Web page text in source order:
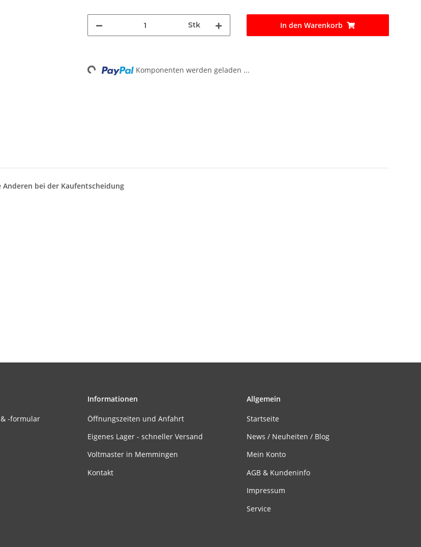
Stk In den Warenkorb
Loading... Komponenten werden geladen ...
bei der Kaufentscheidung
-formular
Informationen
Öffnungszeiten und Anfahrt
Eigenes Lager - schneller Versand
Voltmaster in Memmingen
Kontakt
Allgemein
Startseite
News / Neuheiten / Blog
Mein Konto
AGB & Kundeninfo
Impressum
Service